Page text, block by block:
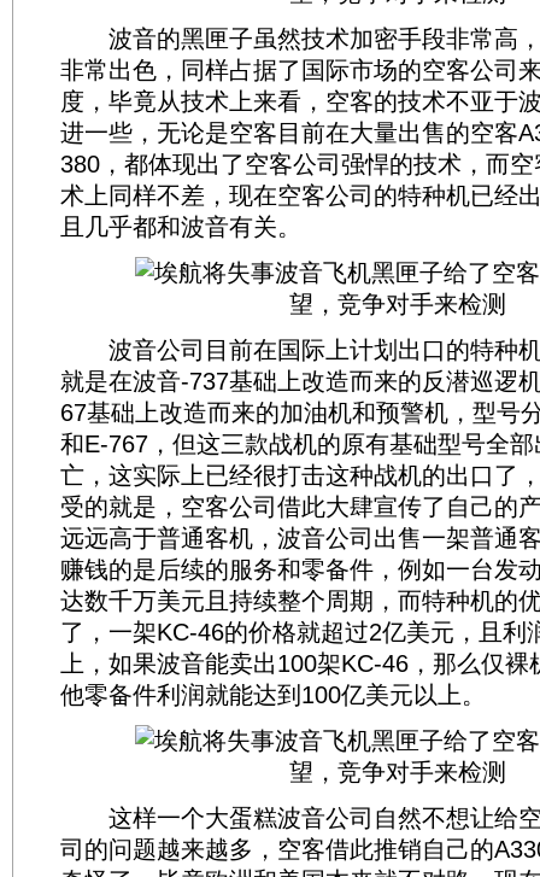
波音的黑匣子虽然技术加密手段非常高
非常出色，同样占据了国际市场的空客公司
度，毕竟从技术上来看，空客的技术不亚于
进一些，无论是空客目前在大量出售的空客
380，都体现出了空客公司强悍的技术，而
术上同样不差，现在空客公司的特种机已经
且几乎都和波音有关。
波音公司目前在国际上计划出口的特种
就是在波音-737基础上改造而来的反潜巡逻
67基础上改造而来的加油机和预警机，型号
和E-767，但这三款战机的原有基础型号全
亡，这实际上已经很打击这种战机的出口了
受的就是，空客公司借此大肆宣传了自己的
远远高于普通客机，波音公司出售一架普通
赚钱的是后续的服务和零备件，例如一台发
达数千万美元且持续整个周期，而特种机的
了，一架KC-46的价格就超过2亿美元，且利
上，如果波音能卖出100架KC-46，那么仅
他零备件利润就能达到100亿美元以上。
这样一个大蛋糕波音公司自然不想让给
司的问题越来越多，空客借此推销自己的